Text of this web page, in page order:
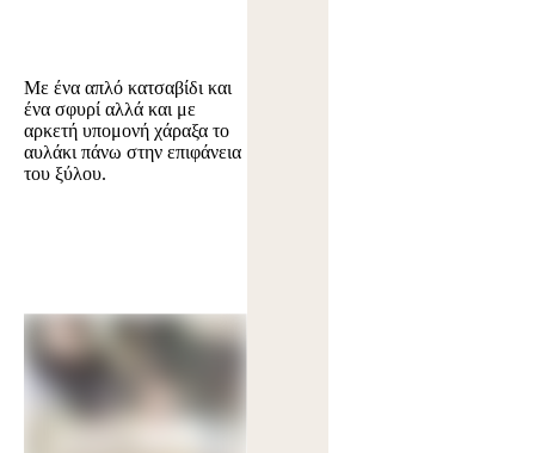
Με ένα απλό κατσαβίδι και
ένα σφυρί αλλά και με
αρκετή υπομονή χάραξα το
αυλάκι πάνω στην επιφάνεια
του ξύλου.